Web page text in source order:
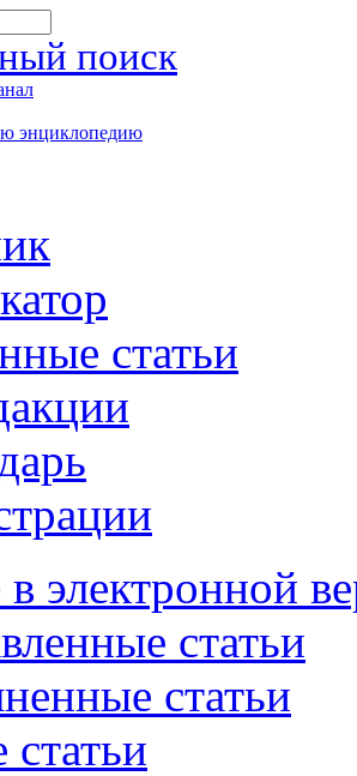
поиск
энциклопедию
статьи
электронной
статьи
статьи